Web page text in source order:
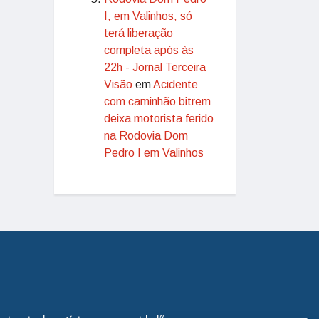
I, em Valinhos, só
terá liberação
completa após às
22h - Jornal Terceira
Visão emAcidente
com caminhão bitrem
deixa motorista ferido
na Rodovia Dom
Pedro I em Valinhos